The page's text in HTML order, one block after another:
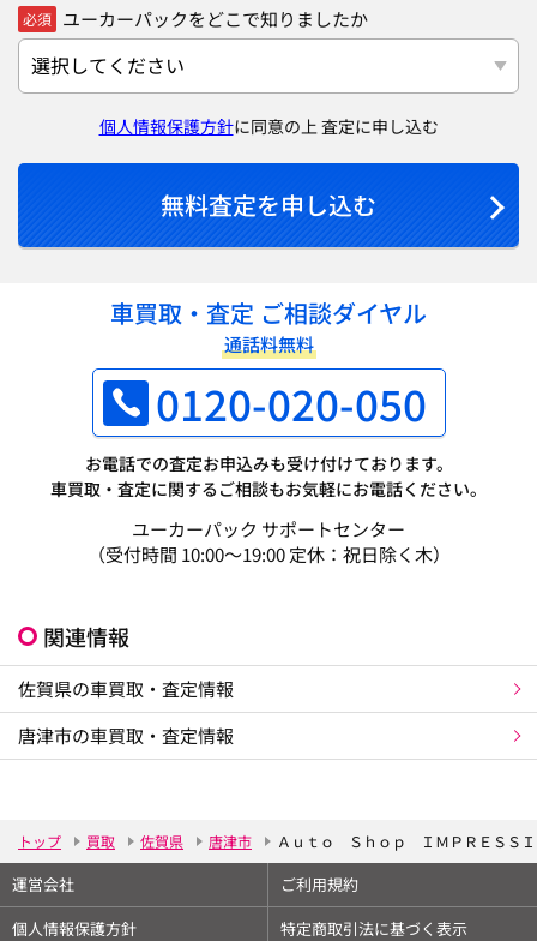
必須 ユーカーパックをどこで知りましたか
個人情報保護方針に同意の上 査定に申し込む
無料査定を申し込む
車買取・査定 ご相談ダイヤル
通話料無料
0120-020-050
お電話での査定お申込みも受け付けております。
車買取・査定に関するご相談もお気軽にお電話ください。
ユーカーパック サポートセンター
（受付時間 10:00～19:00 定休：祝日除く木）
関連情報
佐賀県の車買取・査定情報
唐津市の車買取・査定情報
トップ 買取 佐賀県 唐津市 Ａｕｔｏ Ｓｈｏｐ ＩＭＰＲＥＳＳ
運営会社
ご利用規約
個人情報保護方針
特定商取引法に基づく表示